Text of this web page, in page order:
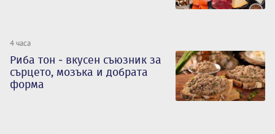
4 часа
Риба тон - вкусен съюзник за
сърцето, мозъка и добрата
форма